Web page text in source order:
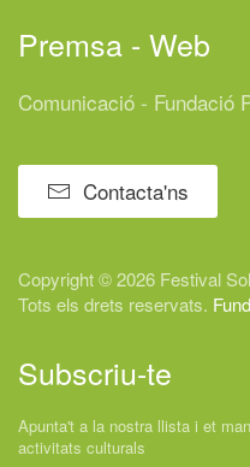
Premsa - Web
Comunicació - Fundació
Contacta'ns
Copyright © 2026 Festival
Tots els drets reservats.
Subscriu-te
Apunta't a la nostra llista i et
activitats culturals